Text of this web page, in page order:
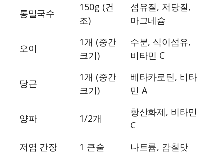
통밀국수
150g (건
조)
섬유질, 저당질,
마그네슘
오이
1개 (중간
크기)
수분, 식이섬유,
비타민 C
당근
1개 (중간
크기)
베타카로틴, 비타
민 A
양파 1/2개
항산화제, 비타민
C
저염 간장
1 큰술 나트륨, 감칠맛